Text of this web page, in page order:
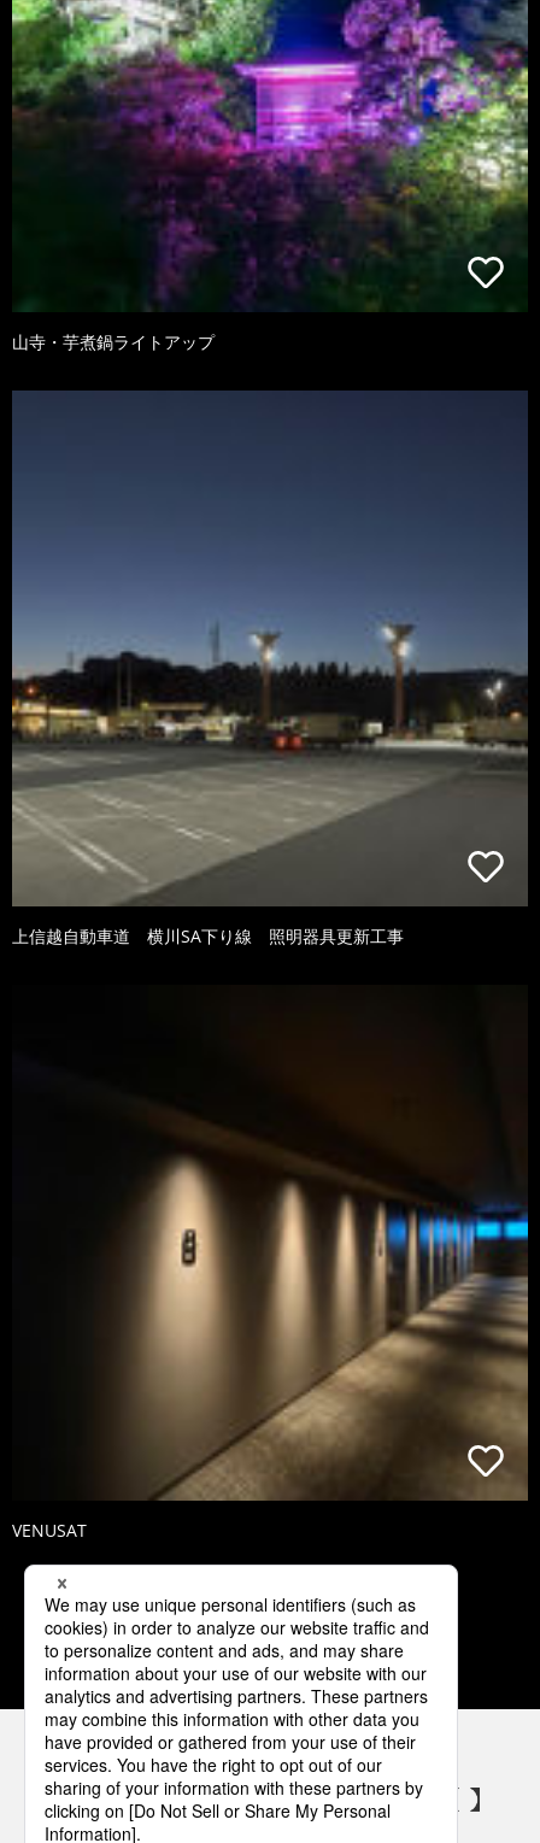
山寺・芋煮鍋ライトアップ
上信越自動車道 横川SA下り線 照明器具更新工事
VENUSAT
1 2 3 4 5
パナソニックの電気設備 SNSアカウント